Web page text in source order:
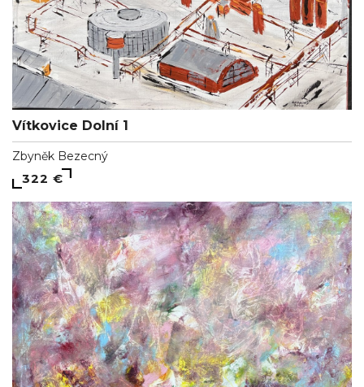
Vítkovice Dolní 1
Zbyněk Bezecný
322 €